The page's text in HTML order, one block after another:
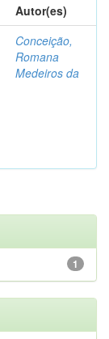
Autor(es)
Conceição,
Romana
Medeiros da
1